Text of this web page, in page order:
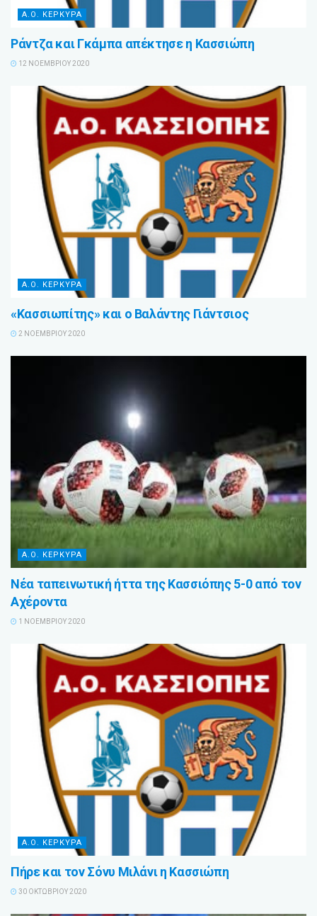
Α.Ο. ΚΕΡΚΥΡΑ
Ράντζα και Γκάμπα απέκτησε η Κασσιώπη
12 ΝΟΕΜΒΡΊΟΥ 2020
Α.Ο. ΚΕΡΚΥΡΑ
«Κασσιωπίτης» και ο Βαλάντης Γιάντσιος
2 ΝΟΕΜΒΡΊΟΥ 2020
Α.Ο. ΚΕΡΚΥΡΑ
Νέα ταπεινωτική ήττα της Κασσιόπης 5-0 από τον
Αχέροντα
1 ΝΟΕΜΒΡΊΟΥ 2020
Α.Ο. ΚΕΡΚΥΡΑ
Πήρε και τον Σόνυ Μιλάνι η Κασσιώπη
30 ΟΚΤΩΒΡΊΟΥ 2020